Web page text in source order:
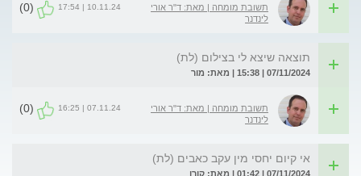
תשובת מומחה | מאת: ד"ר אורי
לינדנר
10.11.24 | 17:54
(0)
תוצאה שיצא לי בצילום (לת)
07/11/2024 | 15:38 | מאת: מור
תשובת מומחה | מאת: ד"ר אורי
לינדנר
07.11.24 | 16:25
(0)
אי קיום יחסי מין עקב כאבים (לת)
07/11/2024 | 01:42 | מאת: קורן